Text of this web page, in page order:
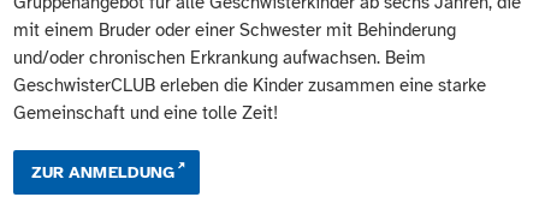
mit einem Bruder oder einer Schwester mit Behinderung
und/oder chronischen Erkrankung aufwachsen. Beim
GeschwisterCLUB erleben die Kinder zusammen eine starke
Gemeinschaft und eine tolle Zeit!
ZUR ANMELDUNG